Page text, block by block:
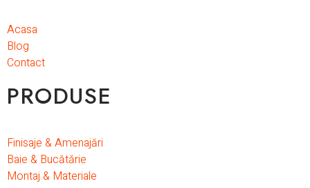
Acasa
Blog
Contact
PRODUSE
Finisaje & Amenajări
Baie & Bucătărie
Montaj & Materiale